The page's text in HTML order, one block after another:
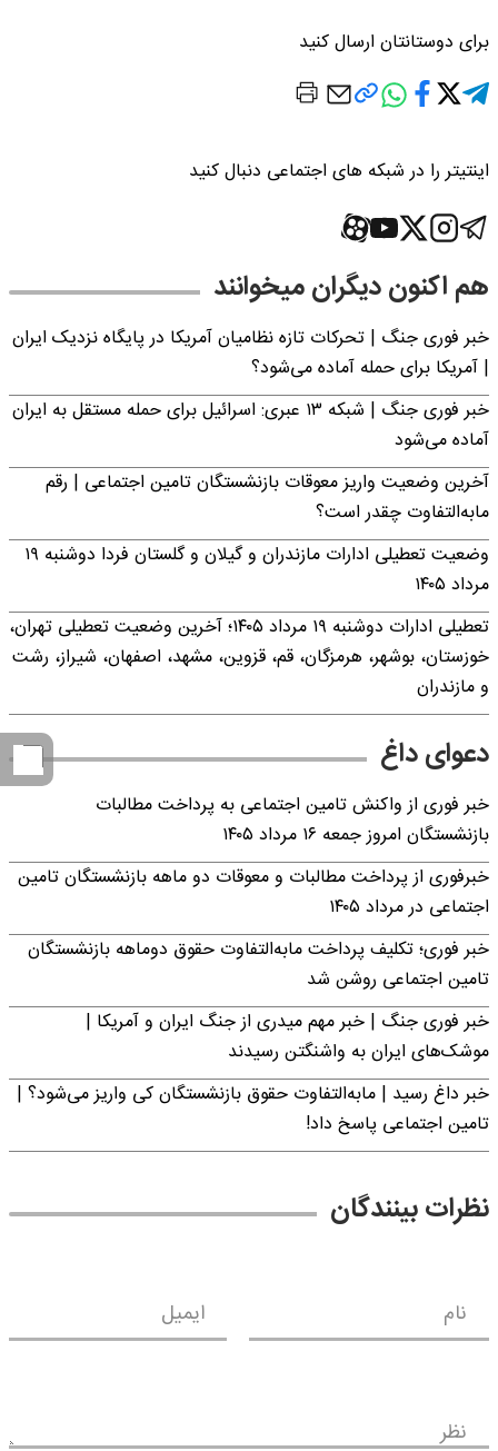
برای دوستانتان ارسال کنید
اینتیتر را در شبکه های اجتماعی دنبال کنید
هم اکنون دیگران میخوانند
خبر فوری جنگ | تحرکات تازه نظامیان آمریکا در پایگاه نزدیک ایران
| آمریکا برای حمله آماده می‌شود؟
خبر فوری جنگ | شبکه ۱۳ عبری: اسرائیل برای حمله مستقل به ایران
آماده می‌شود
آخرین وضعیت واریز معوقات بازنشستگان تامین اجتماعی | رقم
مابه‌التفاوت چقدر است؟
وضعیت تعطیلی ادارات مازندران و گیلان و گلستان فردا دوشنبه ۱۹
مرداد ۱۴۰۵
تعطیلی ادارات دوشنبه ۱۹ مرداد ۱۴۰۵؛ آخرین وضعیت تعطیلی تهران،
خوزستان، بوشهر، هرمزگان، قم، قزوین، مشهد، اصفهان، شیراز، رشت
و مازندران
دعوای داغ
خبر فوری از واکنش تامین اجتماعی به پرداخت مطالبات
بازنشستگان امروز جمعه ۱۶ مرداد ۱۴۰۵
خبرفوری از پرداخت مطالبات و معوقات دو ماهه بازنشستگان تامین
اجتماعی در مرداد ۱۴۰۵
خبر فوری؛ تکلیف پرداخت مابه‌التفاوت حقوق دوماهه بازنشستگان
تامین اجتماعی روشن شد
خبر فوری جنگ | خبر مهم میدری از جنگ ایران و آمریکا |
موشک‌های ایران به واشنگتن رسیدند
خبر داغ رسید | مابه‌التفاوت حقوق بازنشستگان کی واریز می‌شود؟ |
تامین اجتماعی پاسخ داد!
نظرات بینندگان
نام ایمیل
نظر